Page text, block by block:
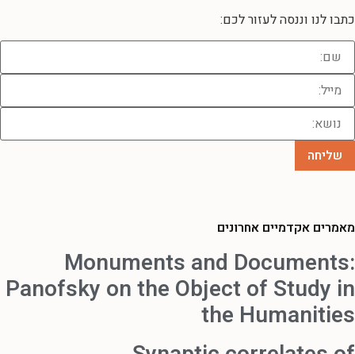
כתבו לנו וננסה לעזור לכם:
מאמרים אקדמיים אחרונים
Monuments and Documents:
Panofsky on the Object of Study in
the Humanities